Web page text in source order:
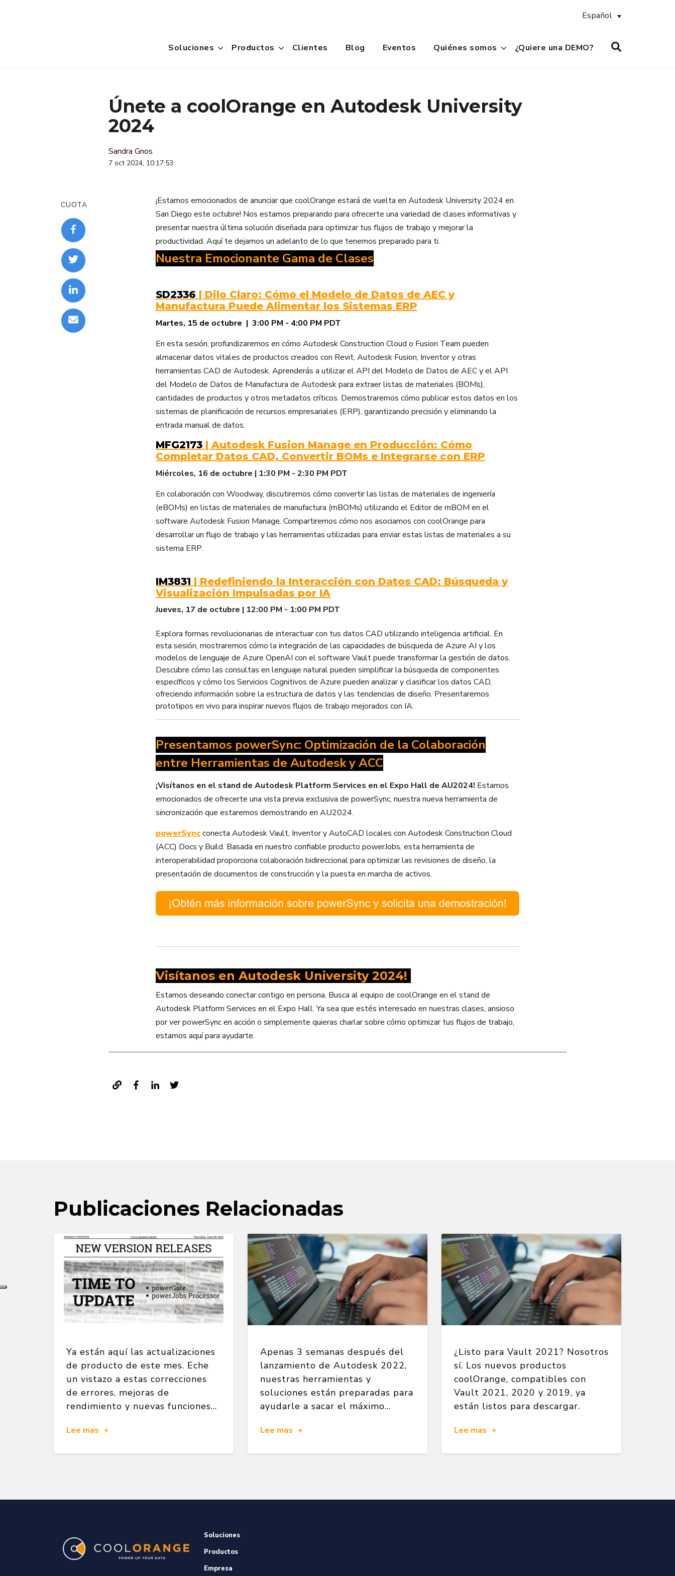
Español
Soluciones Productos Clientes Blog Eventos Quiénes somos ¿Quiere una DEMO?
Únete a coolOrange en Autodesk University
2024
Sandra Gnos
7 oct 2024, 10:17:53
CUOTA
¡Estamos emocionados de anunciar que coolOrange estará de vuelta en Autodesk University 2024 en
San Diego este octubre! Nos estamos preparando para ofrecerte una variedad de clases informativas y
presentar nuestra última solución diseñada para optimizar tus flujos de trabajo y mejorar la
productividad. Aquí te dejamos un adelanto de lo que tenemos preparado para ti.
Nuestra Emocionante Gama de Clases
SD2336 | Dilo Claro: Cómo el Modelo de Datos de AEC y
Manufactura Puede Alimentar los Sistemas ERP
Martes, 15 de octubre | 3:00 PM - 4:00 PM PDT
En esta sesión, profundizaremos en cómo Autodesk Construction Cloud o Fusion Team pueden
almacenar datos vitales de productos creados con Revit, Autodesk Fusion, Inventor y otras
herramientas CAD de Autodesk. Aprenderás a utilizar el API del Modelo de Datos de AEC y el API
del Modelo de Datos de Manufactura de Autodesk para extraer listas de materiales (BOMs),
cantidades de productos y otros metadatos críticos. Demostraremos cómo publicar estos datos en los
sistemas de planificación de recursos empresariales (ERP), garantizando precisión y eliminando la
entrada manual de datos.
MFG2173 | Autodesk Fusion Manage en Producción: Cómo
Completar Datos CAD, Convertir BOMs e Integrarse con ERP
Miércoles, 16 de octubre | 1:30 PM - 2:30 PM PDT
En colaboración con Woodway, discutiremos cómo convertir las listas de materiales de ingeniería
(eBOMs) en listas de materiales de manufactura (mBOMs) utilizando el Editor de mBOM en el
software Autodesk Fusion Manage. Compartiremos cómo nos asociamos con coolOrange para
desarrollar un flujo de trabajo y las herramientas utilizadas para enviar estas listas de materiales a su
sistema ERP.
IM3831 | Redefiniendo la Interacción con Datos CAD: Búsqueda y
Visualización Impulsadas por IA
Jueves, 17 de octubre | 12:00 PM - 1:00 PM PDT
Explora formas revolucionarias de interactuar con tus datos CAD utilizando inteligencia artificial. En
esta sesión, mostraremos cómo la integración de las capacidades de búsqueda de Azure AI y los
modelos de lenguaje de Azure OpenAI con el software Vault puede transformar la gestión de datos.
Descubre cómo las consultas en lenguaje natural pueden simplificar la búsqueda de componentes
específicos y cómo los Servicios Cognitivos de Azure pueden analizar y clasificar los datos CAD,
ofreciendo información sobre la estructura de datos y las tendencias de diseño. Presentaremos
prototipos en vivo para inspirar nuevos flujos de trabajo mejorados con IA.
Presentamos powerSync: Optimización de la Colaboración
entre Herramientas de Autodesk y ACC
¡Visítanos en el stand de Autodesk Platform Services en el Expo Hall de AU2024! Estamos
emocionados de ofrecerte una vista previa exclusiva de powerSync, nuestra nueva herramienta de
sincronización que estaremos demostrando en AU2024.
powerSyncconecta Autodesk Vault, Inventor y AutoCAD locales con Autodesk Construction Cloud
(ACC) Docs y Build. Basada en nuestro confiable producto powerJobs, esta herramienta de
interoperabilidad proporciona colaboración bidireccional para optimizar las revisiones de diseño, la
presentación de documentos de construcción y la puesta en marcha de activos.
Visítanos en Autodesk University 2024!
Estamos deseando conectar contigo en persona. Busca al equipo de coolOrange en el stand de
Autodesk Platform Services en el Expo Hall. Ya sea que estés interesado en nuestras clases, ansioso
por ver powerSync en acción o simplemente quieras charlar sobre cómo optimizar tus flujos de trabajo,
estamos aquí para ayudarte.
Publicaciones Relacionadas
Ya están aquí las actualizaciones
de producto de este mes. Eche
un vistazo a estas correcciones
de errores, mejoras de
rendimiento y nuevas funciones...
Lee mas
Apenas 3 semanas después del
lanzamiento de Autodesk 2022,
nuestras herramientas y
soluciones están preparadas para
ayudarle a sacar el máximo...
Lee mas
¿Listo para Vault 2021? Nosotros
sí. Los nuevos productos
coolOrange, compatibles con
Vault 2021, 2020 y 2019, ya
están listos para descargar.
Lee mas
Soluciones
Productos
Empresa